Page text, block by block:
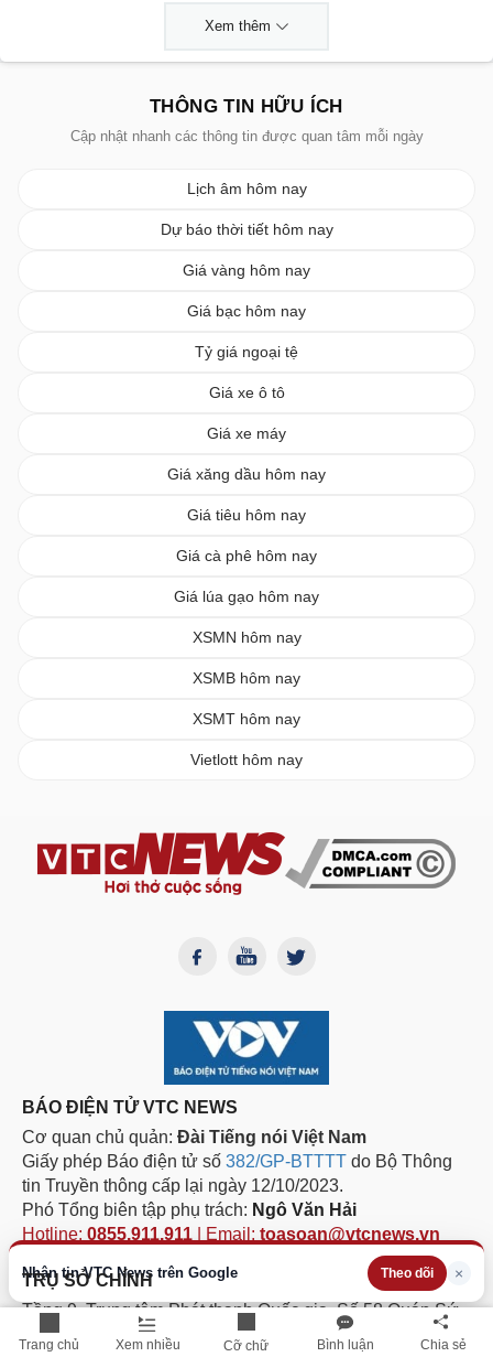
Trang chủ Xem nhiều Cỡ chữ Bình luận Chia sẻ
Nhận tin VTC News trên Google Theo dõi ×
Xem thêm
THÔNG TIN HỮU ÍCH
Cập nhật nhanh các thông tin được quan tâm mỗi ngày
Lịch âm hôm nay
Dự báo thời tiết hôm nay
Giá vàng hôm nay
Giá bạc hôm nay
Tỷ giá ngoại tệ
Giá xe ô tô
Giá xe máy
Giá xăng dầu hôm nay
Giá tiêu hôm nay
Giá cà phê hôm nay
Giá lúa gạo hôm nay
XSMN hôm nay
XSMB hôm nay
XSMT hôm nay
Vietlott hôm nay
BÁO ĐIỆN TỬ VTC NEWS
Cơ quan chủ quản: Đài Tiếng nói Việt Nam
Giấy phép Báo điện tử số 382/GP-BTTTT do Bộ Thông
tin Truyền thông cấp lại ngày 12/10/2023.
Phó Tổng biên tập phụ trách: Ngô Văn Hải
Hotline: 0855.911.911 | Email: toasoan@vtcnews.vn
TRỤ SỞ CHÍNH
Tầng 9, Trung tâm Phát thanh Quốc gia, Số 58 Quán Sứ,
phường Cửa Nam, thành phố Hà Nội